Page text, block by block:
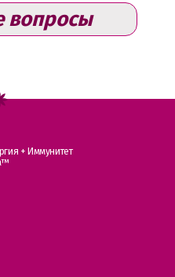
вопросы
+ Иммунитет